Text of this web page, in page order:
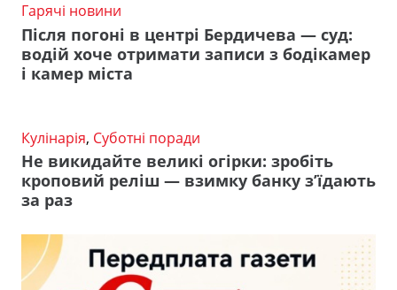
Гарячі новини
Після погоні в центрі Бердичева — суд:
водій хоче отримати записи з бодікамер
і камер міста
Кулінарія, Суботні поради
Не викидайте великі огірки: зробіть
кроповий реліш — взимку банку з’їдають
за раз